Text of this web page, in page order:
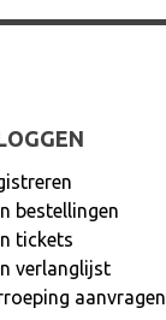
bestellingen
tickets
verlanglijst
aanvragen